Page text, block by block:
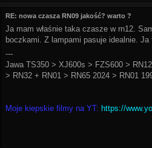
RE: nowa czasza RN09 jakość? warto ?
Ja mam właśnie taka czasze w rn12.
boczkami. Z lampami pasuje idealnie.
---
Jawa TS350 > XJ600s > FZS600 >
> RN32 + RN01 > RN65 2024 > RN01
Moje kiepskie filmy na YT: https://